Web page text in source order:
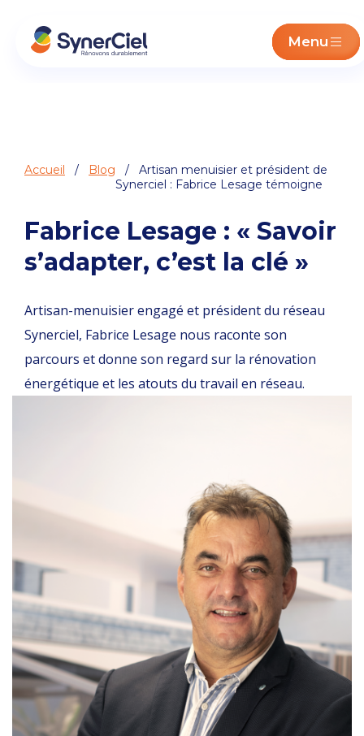
Menu
Accueil / Blog / Artisan menuisier et président de
Synerciel : Fabrice Lesage témoigne
Fabrice Lesage : « Savoir
s’adapter, c’est la clé »
Artisan-menuisier engagé et président du réseau
Synerciel, Fabrice Lesage nous raconte son
parcours et donne son regard sur la rénovation
énergétique et les atouts du travail en réseau.